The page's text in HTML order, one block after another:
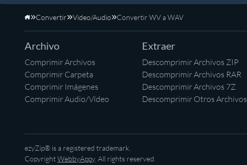
Inicio
Convertir Video/Audio Convertir WV a WAV
Archivo
Comprimir Archivos
Comprimir Carpeta
Comprimir Imágenes
Comprimir Audio/Vídeo
Extraer
Descomprimir Archivos ZIP
Descomprimir Archivos RAR
Descomprimir Archivos 7Z
Descomprimir Otros Archivos
ezyZip® is a registered trademark.
CopyrightWebbyAppy. All rights reserved.